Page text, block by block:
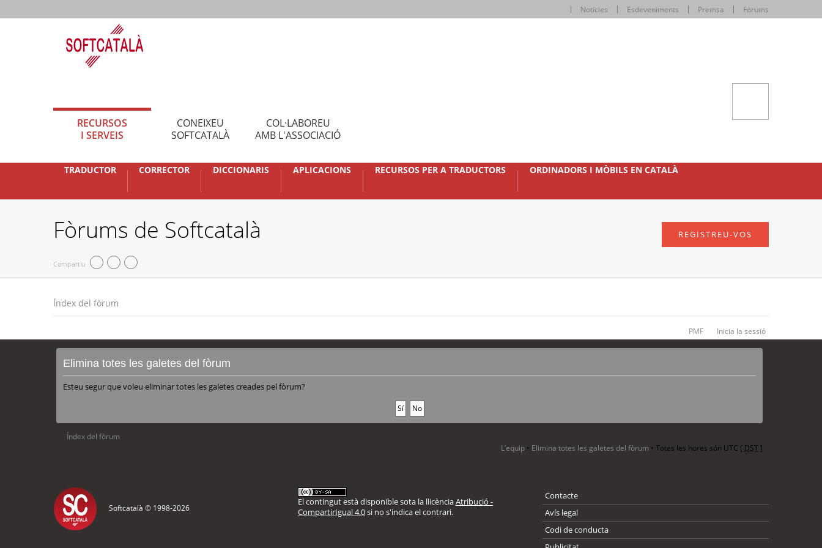
Notícies Esdeveniments Premsa Fòrums
RECURSOS
I SERVEIS
CONEIXEU
SOFTCATALÀ
COL·LABOREU
AMB L'ASSOCIACIÓ
TRADUCTOR CORRECTOR DICCIONARIS APLICACIONS RECURSOS PER A TRADUCTORS ORDINADORS I MÒBILS EN CATALÀ
Fòrums de Softcatalà
Compartiu
REGISTREU-VOS
Índex del fòrum
PMF Inicia la sessió
Elimina totes les galetes del fòrum
Esteu segur que voleu eliminar totes les galetes creades pel fòrum?
Índex del fòrum
L’equip • Elimina totes les galetes del fòrum • Totes les hores són UTC [ DST]
Softcatalà © 1998-2026
El contingut està disponible sota la llicènciaAtribució -
CompartirIgual 4.0si no s'indica el contrari.
Contacte
Avís legal
Codi de conducta